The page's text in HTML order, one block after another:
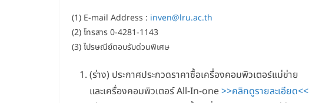
(1) E-mail Address : inven@lru.ac.th
(2) โทรสาร 0-4281-1143
(3) ไปรษณีย์ตอบรับด่วนพิเศษ
(ร่าง) ประกาศประกวดราคาซื้อเครื่องคอมพิวเตอร์แม่ข่าย
และเครื่องคอมพิวเตอร์ All-In-one>>คลิกดูรายละเอียด<<